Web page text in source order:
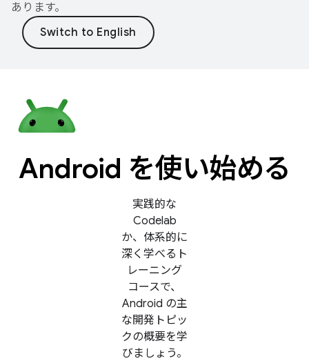
あります。
Android を使い始める
実践的な
Codelab
か、体系的に
深く学べるト
レーニング
コースで、
Android の主
な開発トピッ
クの概要を学
びましょう。